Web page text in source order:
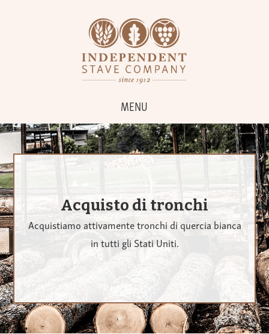
MENU
Acquisto di tronchi
Acquistiamo attivamente tronchi di quercia bianca
in tutti gli Stati Uniti.